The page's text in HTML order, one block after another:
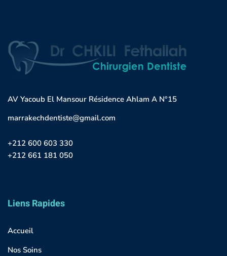
AV Yacoub El Mansour Résidence Ahlam A N°15
marrakechdentiste@gmail.com
+212 600 603 330
+212 661 181 050
Liens Rapides
Accueil
Nos Soins